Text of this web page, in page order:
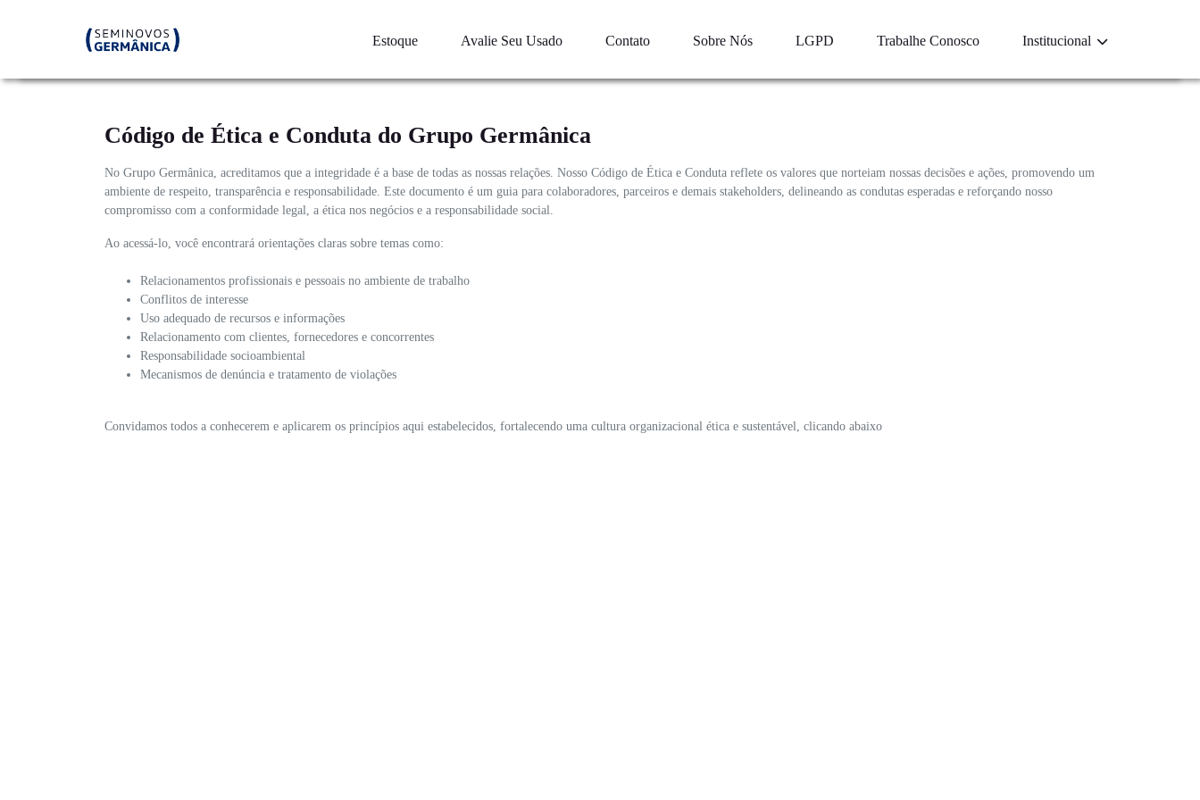
Estoque Avalie Seu Usado Contato Sobre Nós LGPD Trabalhe Conosco Institucional
Código de Ética e Conduta do Grupo Germânica
No Grupo Germânica, acreditamos que a integridade é a base de todas as nossas relações. Nosso Código de Ética e Conduta reflete os valores que norteiam nossas decisões e ações, promovendo um
ambiente de respeito, transparência e responsabilidade. Este documento é um guia para colaboradores, parceiros e demais stakeholders, delineando as condutas esperadas e reforçando nosso
compromisso com a conformidade legal, a ética nos negócios e a responsabilidade social.
Ao acessá-lo, você encontrará orientações claras sobre temas como:
Relacionamentos profissionais e pessoais no ambiente de trabalho
Conflitos de interesse
Uso adequado de recursos e informações
Relacionamento com clientes, fornecedores e concorrentes
Responsabilidade socioambiental
Mecanismos de denúncia e tratamento de violações
Convidamos todos a conhecerem e aplicarem os princípios aqui estabelecidos, fortalecendo uma cultura organizacional ética e sustentável, clicando abaixo